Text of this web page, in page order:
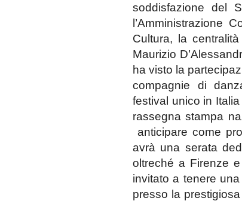
soddisfazione del
l’Amministrazione
Cultura, la
Maurizio
ha visto la
compagnie di
festival unico in
rassegna stampa
anticipare come
avrà una serata
oltreché a Firenze
invitato a tenere
presso la pre